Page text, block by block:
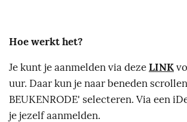
Hoe werkt het?
Je kunt je aanmelden via deze LINK
uur. Daar kun je naar beneden
BEUKENRODE' selecteren. Via een
je jezelf aanmelden.